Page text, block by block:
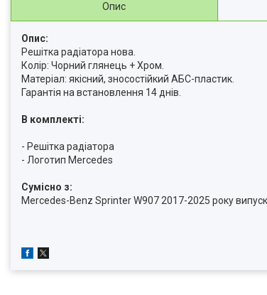
Опис
Опис:
Решітка радіатора нова.
Колір: Чорний глянець + Хром.
Матеріал: якісний, зносостійкий АБС-пластик.
Гарантія на встановлення 14 днів.
В комплекті:
- Решітка радіатора
- Логотип Mercedes
Cумісно з:
Mercedes-Benz Sprinter W907 2017-2025 року